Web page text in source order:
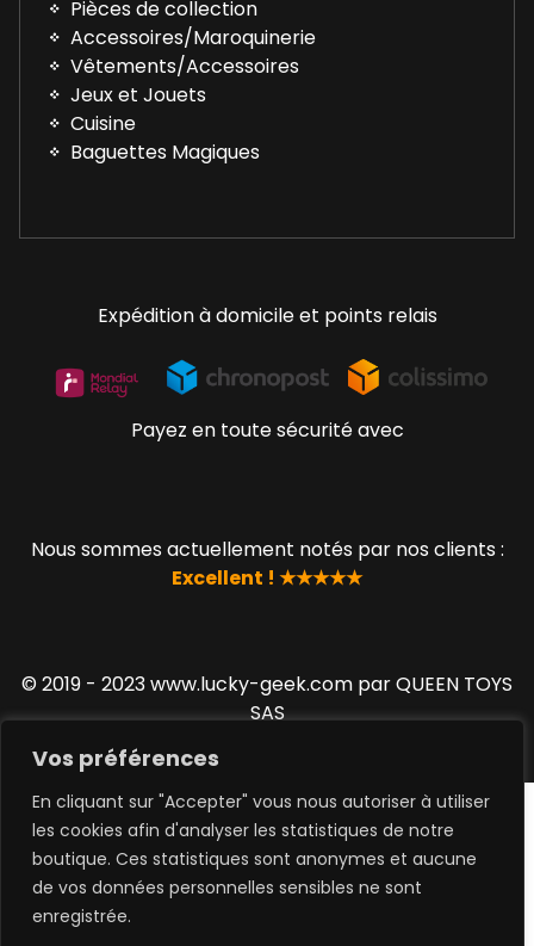
Vos préférences
En cliquant sur "Accepter" vous nous autoriser à utiliser
les cookies afin d'analyser les statistiques de notre
boutique. Ces statistiques sont anonymes et aucune
de vos données personnelles sensibles ne sont
enregistrée.
Pièces de collection
Accessoires/Maroquinerie
Vêtements/Accessoires
Jeux et Jouets
Cuisine
Baguettes Magiques
Expédition à domicile et points relais
Payez en toute sécurité avec
Nous sommes actuellement notés par nos clients :
Excellent ! ★★★★★
© 2019 - 2023 www.lucky-geek.com par QUEEN TOYS
SAS
0